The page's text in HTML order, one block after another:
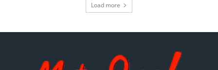
Load more